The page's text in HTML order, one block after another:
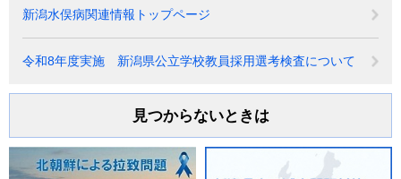
新潟水俣病関連情報トップページ
令和8年度実施 新潟県公立学校教員採用選考検査について
見つからないときは